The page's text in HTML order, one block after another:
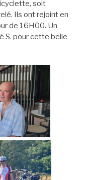
soit
Ils ont rejoint en
de 16H00. Un
S. pour cette belle